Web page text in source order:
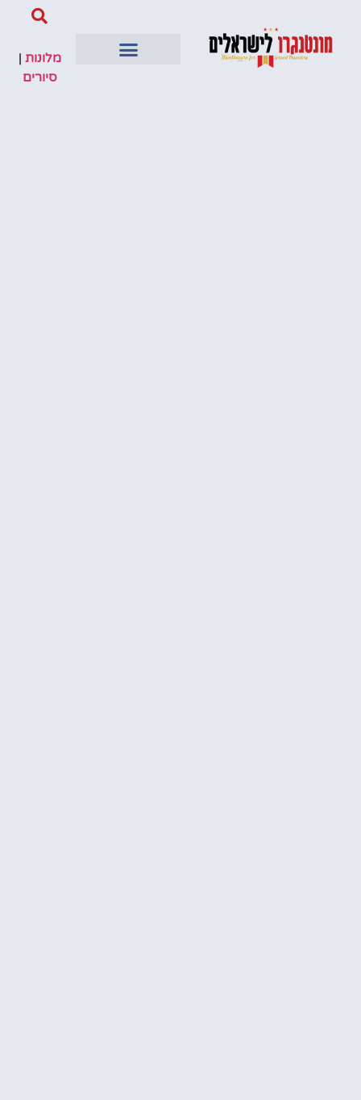
מלונות |
סיורים